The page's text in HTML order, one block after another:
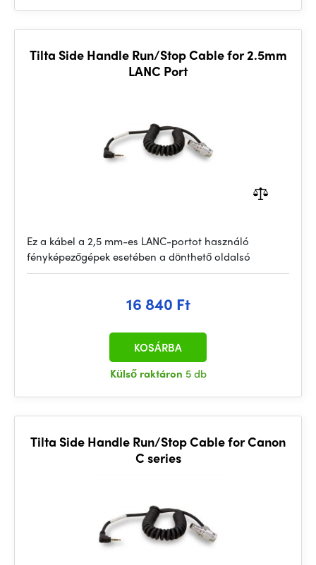
Tilta Side Handle Run/Stop Cable for 2.5mm
LANC Port
Ez a kábel a 2,5 mm-es LANC-portot használó
fényképezőgépek esetében a dönthető oldalsó
16 840 Ft
Külső raktáron 5 db
KOSÁRBA
Tilta Side Handle Run/Stop Cable for Canon
C series